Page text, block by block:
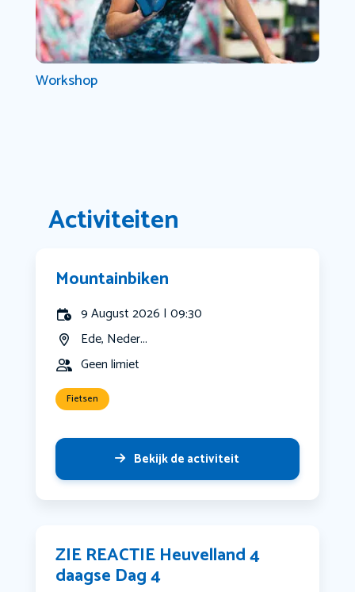
Workshop
Activiteiten
Mountainbiken
9 August 2026 | 09:30
Ede, Neder...
Geen limiet
Fietsen
Bekijk de activiteit
ZIE REACTIE Heuvelland 4
daagse Dag 4